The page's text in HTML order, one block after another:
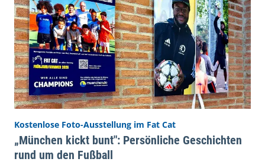
Kostenlose Foto-Ausstellung im Fat Cat
„München kickt bunt": Persönliche Geschichten
rund um den Fußball